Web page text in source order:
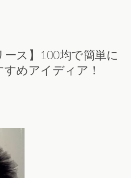
ース】100均で簡単に
めアイディア！